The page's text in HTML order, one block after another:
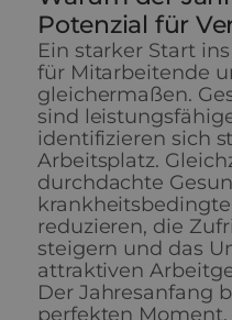
Potenzial für
Ein starker Start
für Mitarbeitende
gleichermaßen.
sind
identifizieren sich
Arbeitsplatz.
durchdachte
reduzieren, die
steigern und das
attraktiven
Der Jahresanfang
perfekten